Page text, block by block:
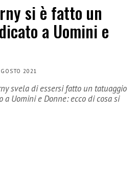
si è fatto un
a Uomini e
2021
svela di essersi fatto un tatuaggio
a Uomini e Donne: ecco di cosa si